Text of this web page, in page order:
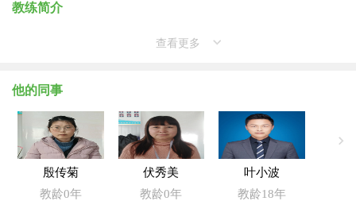
教练简介
查看更多
他的同事
殷传菊
教龄0年
伏秀美
教龄0年
叶小波
教龄18年